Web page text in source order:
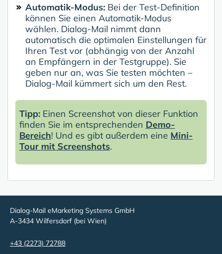
Automatik-Modus: Bei der Test-Definition
können Sie einen Automatik-Modus
wählen. Dialog-Mail nimmt dann
automatisch die optimalen Einstellungen für
Ihren Test vor (abhängig von der Anzahl
an Empfängern in der Testgruppe). Sie
geben nur an, was Sie testen möchten –
Dialog-Mail kümmert sich um den Rest.
Tipp:Einen Screenshot von dieser Funktion
finden Sie im entsprechenden Demo-
Bereich! Und es gibt außerdem eine Mini-
Tour mit Screenshots.
Dialog-Mail eMarketing Systems GmbH
A-3434 Wilfersdorf (bei Wien)
+43 (2273) 72788